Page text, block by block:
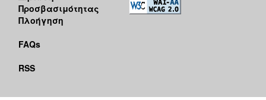
Προσβασιμότητας
Πλοήγηση
FAQs
RSS